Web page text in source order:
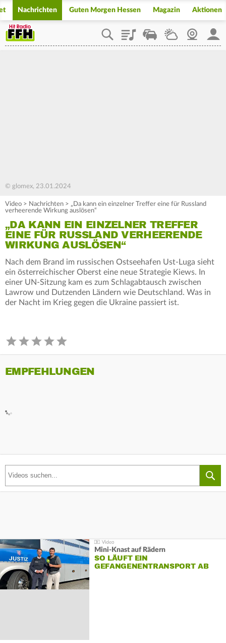
Nachrichten Guten Morgen Hessen Magazin Aktionen
PlaylistStaupilotWetterWebcam
© glomex, 23.01.2024
Video > Nachrichten > „Da kann ein einzelner Treffer eine für Russland
verheerende Wirkung auslösen“
„DA KANN EIN EINZELNER TREFFER
EINE FÜR RUSSLAND VERHEERENDE
WIRKUNG AUSLÖSEN“
Nach dem Brand im russischen Ostseehafen Ust-Luga sieht
ein österreichischer Oberst eine neue Strategie Kiews. In
einer UN-Sitzung kam es zum Schlagabtausch zwischen
Lawrow und Dutzenden Ländern wie Deutschland. Was in
der Nacht im Krieg gegen die Ukraine passiert ist.
EMPFEHLUNGEN
Mini-Knast auf Rädern
SO LÄUFT EIN
GEFANGENENTRANSPORT AB